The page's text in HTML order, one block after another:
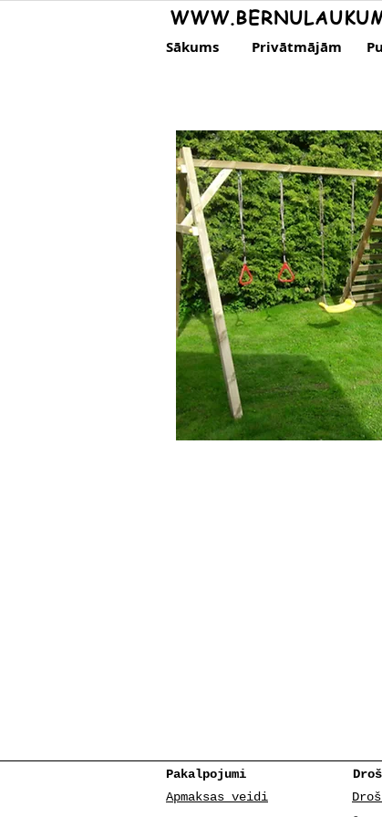
Sākums Privātmājām
Pakalpojumi
Apmaksas veidi